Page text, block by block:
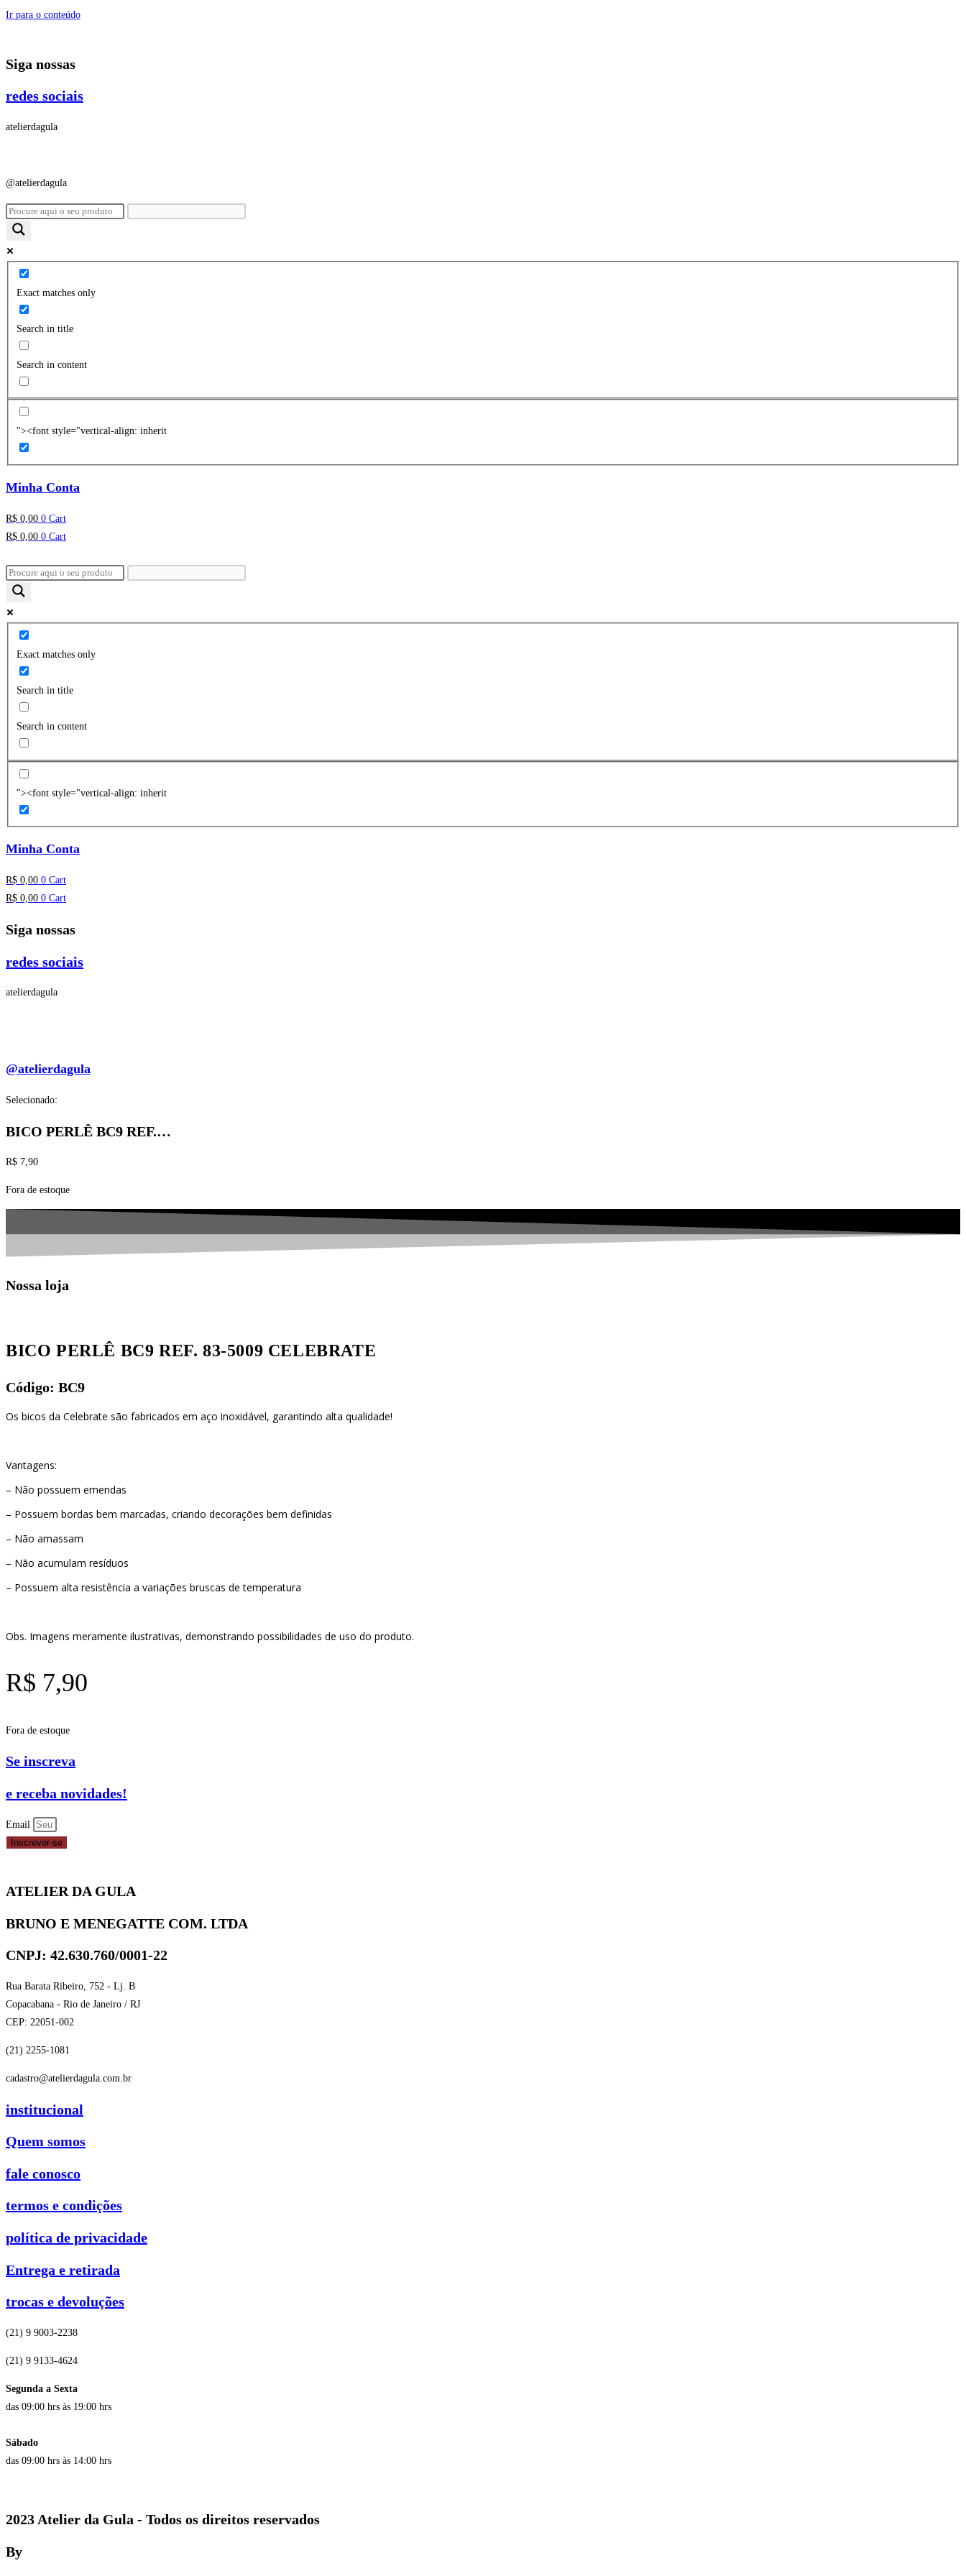
Ir para o conteúdo
Siga nossas
redes sociais
atelierdagula
@atelierdagula
Exact matches only
Search in title
Search in content
"><font style="vertical-align: inherit
Minha Conta
R$ 0,00 0 Cart
R$ 0,00 0 Cart
Exact matches only
Search in title
Search in content
"><font style="vertical-align: inherit
Minha Conta
R$ 0,00 0 Cart
R$ 0,00 0 Cart
Siga nossas
redes sociais
atelierdagula
@atelierdagula
Selecionado:
BICO PERLÊ BC9 REF.…
R$ 7,90
Fora de estoque
Nossa loja
BICO PERLÊ BC9 REF. 83-5009 CELEBRATE
Código: BC9
Os bicos da Celebrate são fabricados em aço inoxidável, garantindo alta qualidade!
Vantagens:
– Não possuem emendas
– Possuem bordas bem marcadas, criando decorações bem definidas
– Não amassam
– Não acumulam resíduos
– Possuem alta resistência a variações bruscas de temperatura
Obs. Imagens meramente ilustrativas, demonstrando possibilidades de uso do produto.
R$ 7,90
Fora de estoque
Se inscreva
e receba novidades!
Email
Inscrever-se
ATELIER DA GULA
BRUNO E MENEGATTE COM. LTDA
CNPJ: 42.630.760/0001-22
Rua Barata Ribeiro, 752 - Lj. B
Copacabana - Rio de Janeiro / RJ
CEP: 22051-002
(21) 2255-1081
cadastro@atelierdagula.com.br
institucional
Quem somos
fale conosco
termos e condições
política de privacidade
Entrega e retirada
trocas e devoluções
(21) 9 9003-2238
(21) 9 9133-4624
Segunda a Sexta
das 09:00 hrs às 19:00 hrs
Sábado
das 09:00 hrs às 14:00 hrs
2023 Atelier da Gula - Todos os direitos reservados
By